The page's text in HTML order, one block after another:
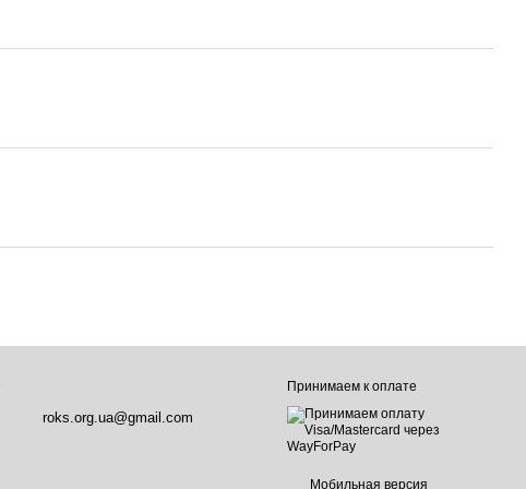
roks.org.ua@gmail.com
Принимаем к оплате
Мобильная версия